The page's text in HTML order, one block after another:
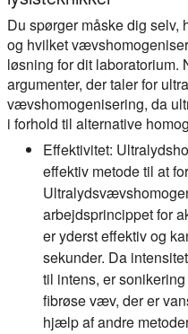
Du spørger måske dig selv,
og hvilket
løsning for dit laboratorium.
argumenter, der taler for
vævshomogenisering, da
i forhold til alternative
Effektivitet:
effektiv metode til at
arbejdsprincippet for
er yderst effektiv og
sekunder. Da
til intens, er
fibrøse væv, der er
hjælp af andre